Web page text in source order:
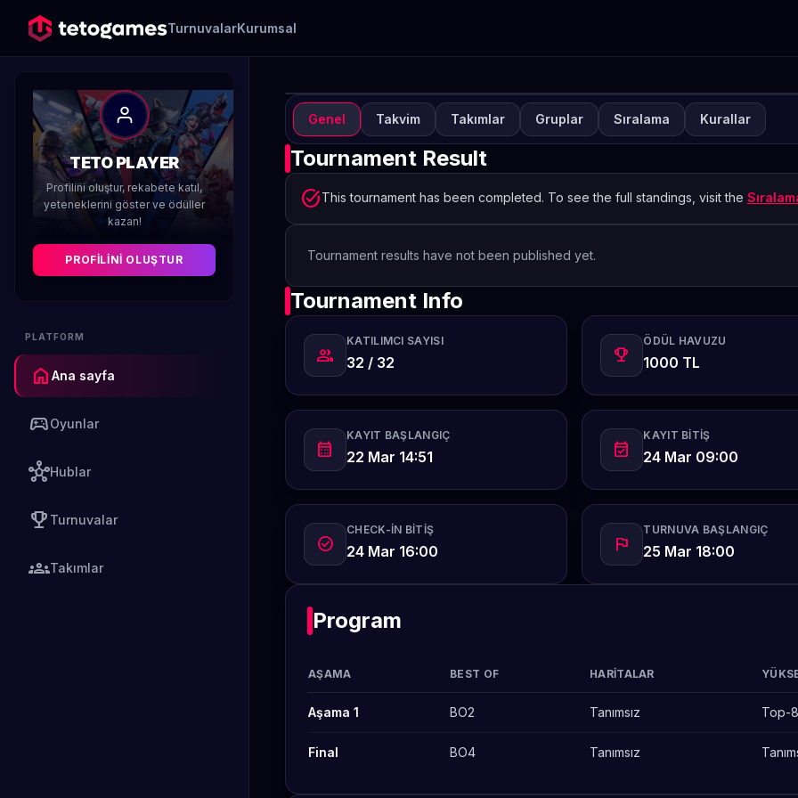
TurnuvalarKurumsal
TETO PLAYER
Profilini oluştur, rekabete katıl,
yeteneklerini göster ve ödüller
kazan!
PROFILINI OLUŞTUR
PLATFORM
home Ana sayfa
sports_esportsOyunlar
hubHublar
emoji_events Turnuvalar
groupsTakımlar
TURNUVA KAPALI
TETO Games Always-ON
Tactics 28
Düzenleyen TETO
Genel Takvim Takımlar Gruplar Sıralama Kurallar
Tournament Result
task_altThis tournament has been completed. To see the full standings, visit the
Tournament results have not been published yet.
Tournament Info
group
KATILIMCI SAYISI
32 / 32 emoji_events
ÖDÜL HAVUZU
1000 TL
calendar_month
KAYIT BAŞLANGIÇ
22 Mar 14:51 event_available
KAYIT BITIŞ
24 Mar 09:00
check_circle
CHECK-IN BITIŞ
24 Mar 16:00 flag
TURNUVA BAŞLANGIÇ
25 Mar 18:00
Program
AŞAMA BEST OF HARITALAR
Aşama 1 BO2 Tanımsız Top-8
Final BO4 Tanımsız